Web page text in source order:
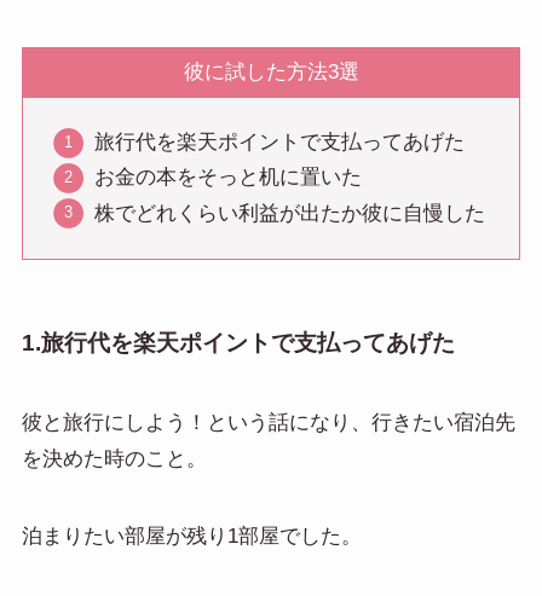
彼に試した方法3選
旅行代を楽天ポイントで支払ってあげた
お金の本をそっと机に置いた
株でどれくらい利益が出たか彼に自慢した
1.旅行代を楽天ポイントで支払ってあげた
彼と旅行にしよう！という話になり、行きたい宿泊先
を決めた時のこと。
泊まりたい部屋が残り1部屋でした。